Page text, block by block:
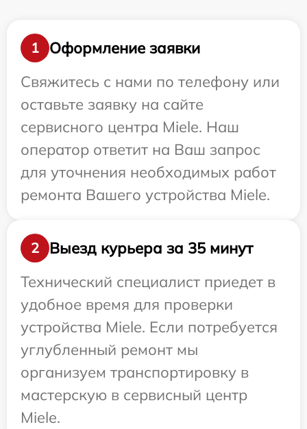
1
Оформление заявки
Свяжитесь с нами по телефону или
оставьте заявку на сайте
сервисного центра Miele. Наш
оператор ответит на Ваш запрос
для уточнения необходимых работ
ремонта Вашего устройства Miele.
2
Выезд курьера за 35 минут
Технический специалист приедет в
удобное время для проверки
устройства Miele. Если потребуется
углубленный ремонт мы
организуем транспортировку в
мастерскую в сервисный центр
Miele.